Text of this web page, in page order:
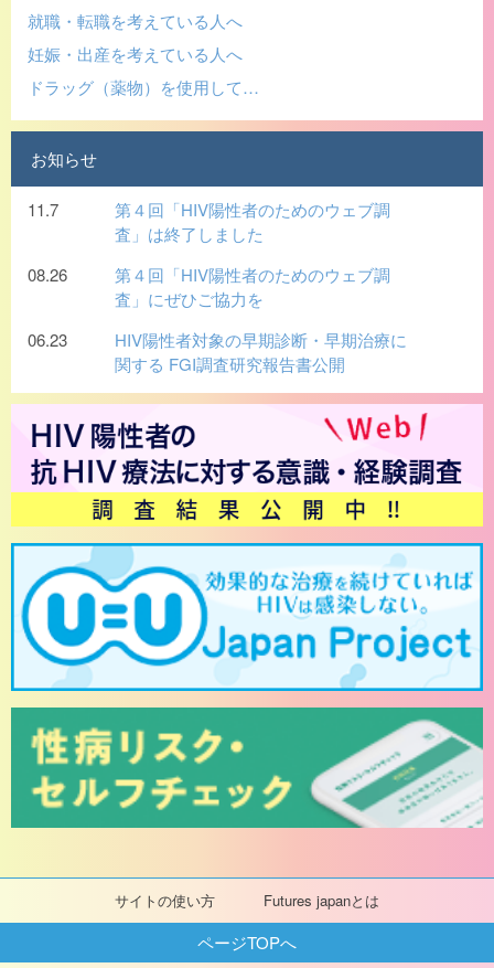
サイトの使い方 Futures japanとは
就職・転職を考えている人へ
妊娠・出産を考えている人へ
ドラッグ（薬物）を使用して…
お知らせ
11.7
第４回「HIV陽性者のためのウェブ調
査」は終了しました
08.26
第４回「HIV陽性者のためのウェブ調
査」にぜひご協力を
06.23
HIV陽性者対象の早期診断・早期治療に
関する FGI調査研究報告書公開
ページTOPへ